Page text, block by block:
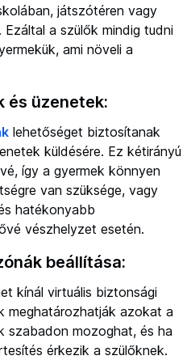
játszótéren vagy
a szülők mindig tudni
ami növeli a
és üzenetek:
lehetőséget biztosítanak
küldésére. Ez kétirányú
így a gyermek könnyen
van szüksége, vagy
hatékonyabb
vészhelyzet esetén.
beállítása:
kínál virtuális biztonsági
meghatározhatják azokat a
szabadon mozoghat, és ha
érkezik a szülőknek.